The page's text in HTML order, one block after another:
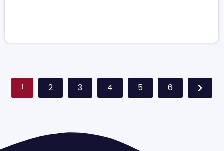
1 2 3 4 5 6